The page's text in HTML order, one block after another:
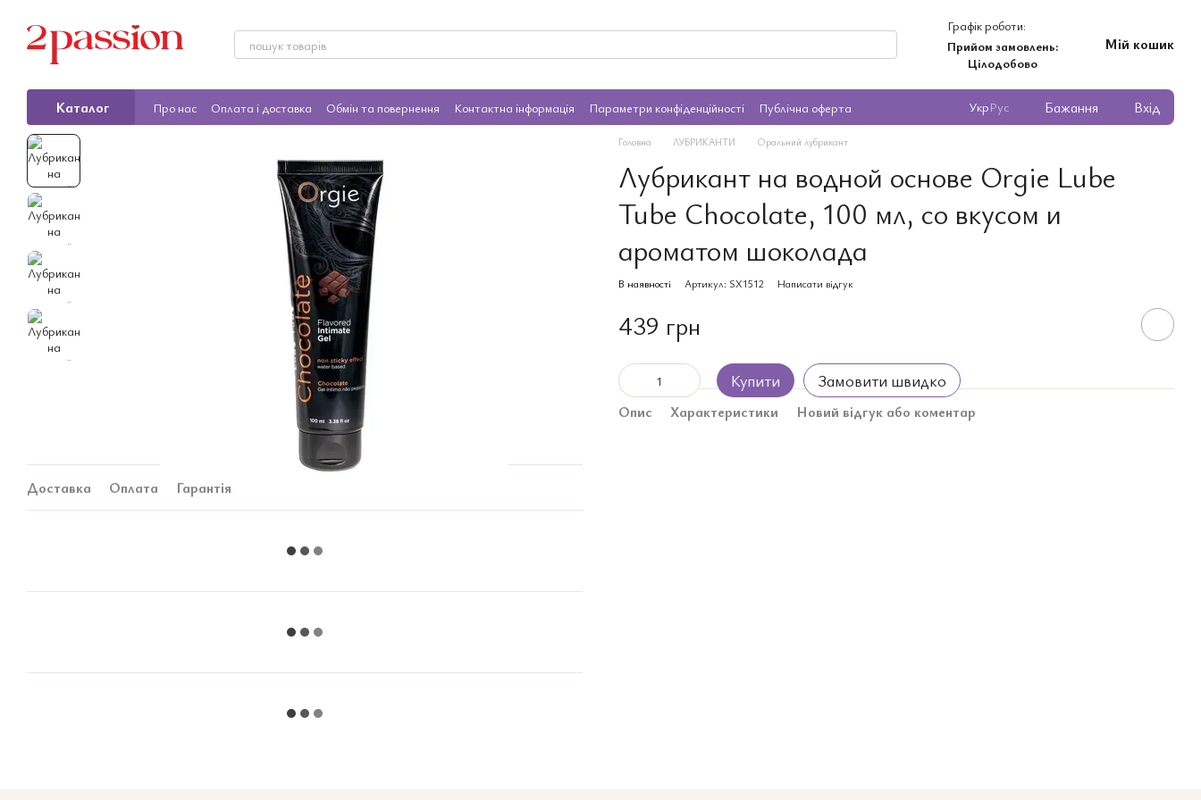
Графік роботи:
Прийом замовлень:
Цілодобово
Мій кошик
Каталог Про нас Оплата і доставка Обмін та повернення Контактна інформація Параметри конфіденційності Публічна оферта УкрРус Бажання Вхід
Доставка Оплата Гарантія
Головна ЛУБРИКАНТИ Оральний лубрикант
Лубрикант на водной основе Orgie Lube
Tube Chocolate, 100 мл, со вкусом и
ароматом шоколада
В наявності Артикул: SX1512 Написати відгук
439 грн
Купити Замовити швидко
Опис Характеристики Новий відгук або коментар